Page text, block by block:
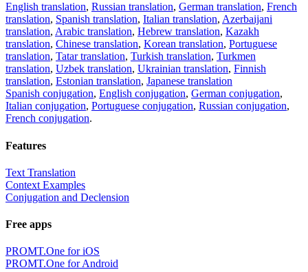
English translation, Russian translation, German translation, French
translation, Spanish translation, Italian translation, Azerbaijani
translation, Arabic translation, Hebrew translation, Kazakh
translation, Chinese translation, Korean translation, Portuguese
translation, Tatar translation, Turkish translation, Turkmen
translation, Uzbek translation, Ukrainian translation, Finnish
translation, Estonian translation, Japanese translation
Spanish conjugation, English conjugation, German conjugation,
Italian conjugation, Portuguese conjugation, Russian conjugation,
French conjugation.
Features
Text Translation
Context Examples
Conjugation and Declension
Free apps
PROMT.One for iOS
PROMT.One for Android